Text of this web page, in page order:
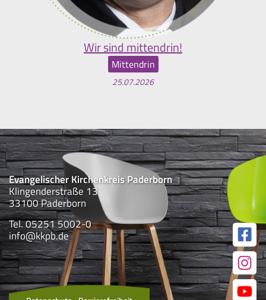
Wir sind mittendrin!
Mittendrin
25.07.2026
Evangelischer Kirchenkreis Paderborn
Klingenderstraße 13
33100 Paderborn
Tel. 05251 5002-0
info@kkpb.de